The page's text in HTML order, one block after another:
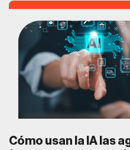
ventaja sobre las que
nuevo año. Así que aquí
lectura de verano: los
Cómo usan la IA las